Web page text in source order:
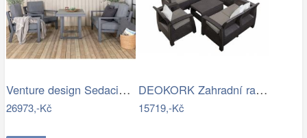
Venture design Sedacia súprava…
26973,-Kč
DEOKORK Zahradní ratanová sestava …
15719,-Kč